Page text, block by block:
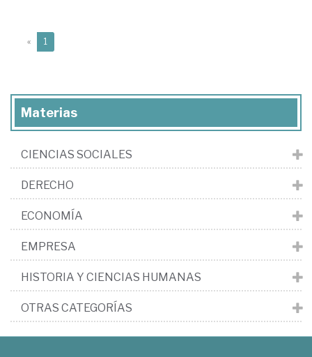
« 1
Materias
CIENCIAS SOCIALES
DERECHO
ECONOMÍA
EMPRESA
HISTORIA Y CIENCIAS HUMANAS
OTRAS CATEGORÍAS